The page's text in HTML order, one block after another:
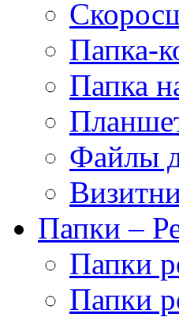
Папка-
Папка
Файлы
Папки –
Папки
Папки